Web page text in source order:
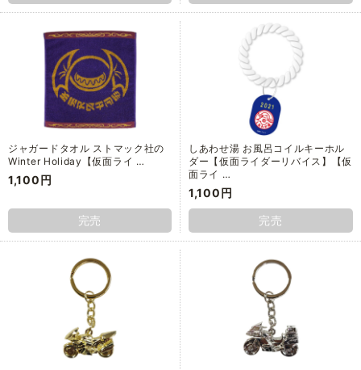
ジャガードタオル ストマック社の
Winter Holiday【仮面ライ …
1,100円
完売
しあわせ湯 お風呂コイルキーホル
ダー【仮面ライダーリバイス】【仮
面ライ …
1,100円
完売